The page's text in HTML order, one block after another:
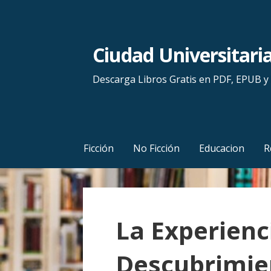
n
t
e
n
i
d
Ciudad
Descarga Libros Gratis en PDF, EPUB y
Ficción No Ficción Educacion
La